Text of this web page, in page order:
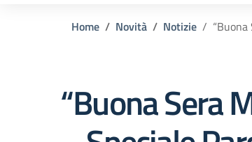
Home Novità Notizie
“Buona Sera